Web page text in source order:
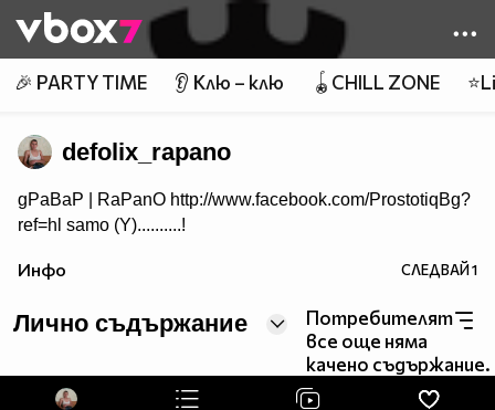
👾
🎉 PARTY TIME 👂 Клю – клю 🪀CHILL ZONE
defolix_rapano
gPaBaP | RaPanO http://www.facebook.com/ProstotiqBg?
ref=hl samo (Y)..........!
Инфо СЛЕДВАЙ1
Лично съдържание
Потребителят
все още няма
качено съдържание.